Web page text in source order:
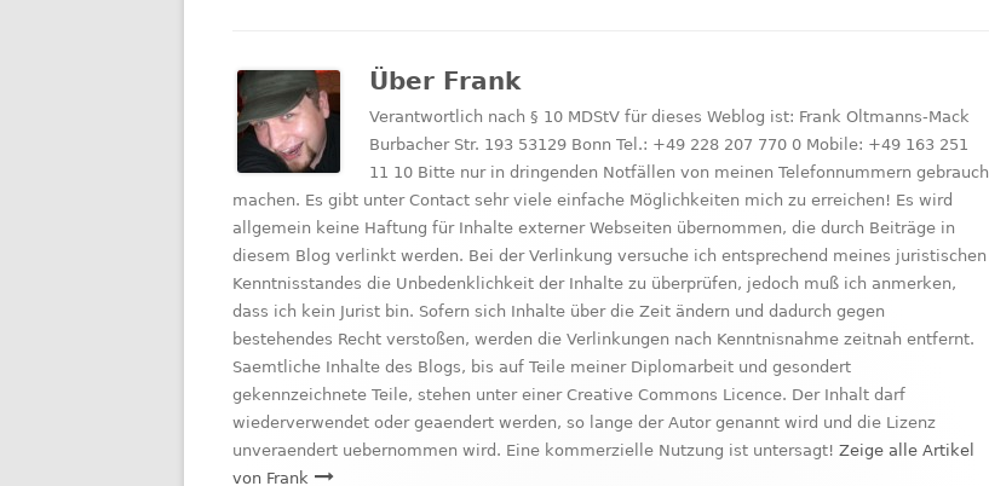
Über Frank
Verantwortlich nach § 10 MDStV für dieses Weblog ist: Frank Oltmanns-Mack
Burbacher Str. 193 53129 Bonn Tel.: +49 228 207 770 0 Mobile: +49 163 251
11 10 Bitte nur in dringenden Notfällen von meinen Telefonnummern gebrauch
machen. Es gibt unter Contact sehr viele einfache Möglichkeiten mich zu erreichen! Es wird
allgemein keine Haftung für Inhalte externer Webseiten übernommen, die durch Beiträge in
diesem Blog verlinkt werden. Bei der Verlinkung versuche ich entsprechend meines juristischen
Kenntnisstandes die Unbedenklichkeit der Inhalte zu überprüfen, jedoch muß ich anmerken,
dass ich kein Jurist bin. Sofern sich Inhalte über die Zeit ändern und dadurch gegen
bestehendes Recht verstoßen, werden die Verlinkungen nach Kenntnisnahme zeitnah entfernt.
Saemtliche Inhalte des Blogs, bis auf Teile meiner Diplomarbeit und gesondert
gekennzeichnete Teile, stehen unter einer Creative Commons Licence. Der Inhalt darf
wiederverwendet oder geaendert werden, so lange der Autor genannt wird und die Lizenz
unveraendert uebernommen wird. Eine kommerzielle Nutzung ist untersagt! Zeige alle Artikel
von Frank